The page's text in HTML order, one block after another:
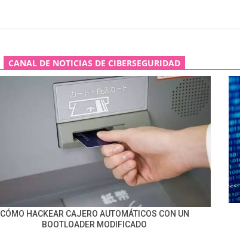
CANAL DE NOTICIAS DE CIBERSEGURIDAD
CÓMO HACKEAR CAJERO AUTOMÁTICOS CON UN
BOOTLOADER MODIFICADO